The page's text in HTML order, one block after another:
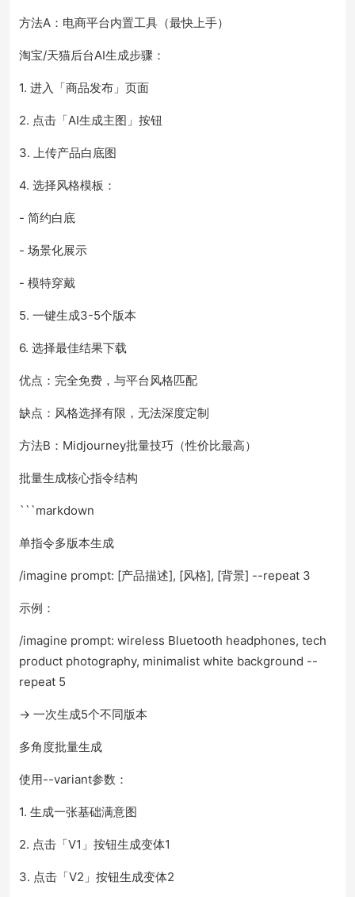
方法A：电商平台内置工具（最快上手）
淘宝/天猫后台AI生成步骤：
1. 进入「商品发布」页面
2. 点击「AI生成主图」按钮
3. 上传产品白底图
4. 选择风格模板：
- 简约白底
- 场景化展示
- 模特穿戴
5. 一键生成3-5个版本
6. 选择最佳结果下载
优点：完全免费，与平台风格匹配
缺点：风格选择有限，无法深度定制
方法B：Midjourney批量技巧（性价比最高）
批量生成核心指令结构
```markdown
单指令多版本生成
/imagine prompt: [产品描述], [风格], [背景] --repeat 3
示例：
/imagine prompt: wireless Bluetooth headphones, tech
product photography, minimalist white background --
repeat 5
→ 一次生成5个不同版本
多角度批量生成
使用--variant参数：
1. 生成一张基础满意图
2. 点击「V1」按钮生成变体1
3. 点击「V2」按钮生成变体2